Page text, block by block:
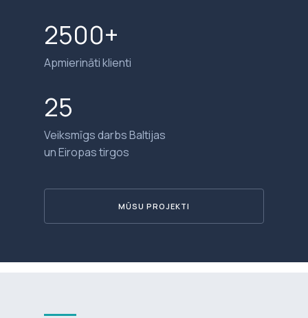
MŪSU PROJEKTI
25
Veiksmīgs darbs Baltijas
un Eiropas tirgos
2500+
Apmierināti klienti